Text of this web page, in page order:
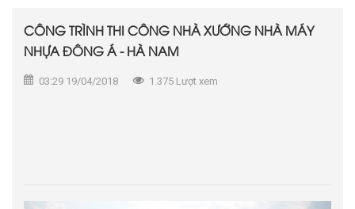
CÔNG TRÌNH THI CÔNG NHÀ XƯỚNG NHÀ MÁY
NHỰA ĐÔNG Á - HÀ NAM
03:29 19/04/2018 1.375 Lượt xem